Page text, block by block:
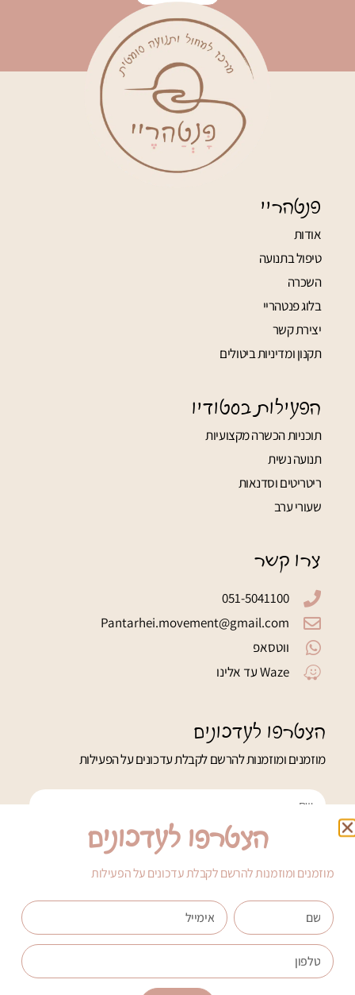
פנטהריי
אודות
טיפול בתנועה
השכרה
בלוג פנטהריי
יצירת קשר
תקנון ומדיניות ביטולים
הפעילות בסטודיו
תוכניות הכשרה מקצועיות
תנועה נשית
ריטריטים וסדנאות
שעורי ערב
צרו קשר
051-5041100
Pantarhei.movement@gmail.com
ווטסאפ
Waze עד אלינו
הצטרפו לעדכונים
מוזמנים ומוזמנות להרשם לקבלת עדכונים על הפעילות
הרשמה
הצטרפו לעדכונים
מוזמנים ומוזמנות להרשם לקבלת עדכונים על הפעילות